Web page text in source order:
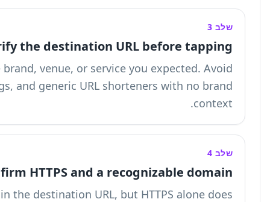
Verify
Confirm that the URL matches the
lookalike domains, random strings, and
Confirm
HTTPS is a secure connection indicator in the